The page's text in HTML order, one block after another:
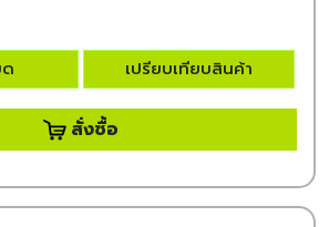
ด เปรียบเทียบสินค้า
สั่งซื้อ